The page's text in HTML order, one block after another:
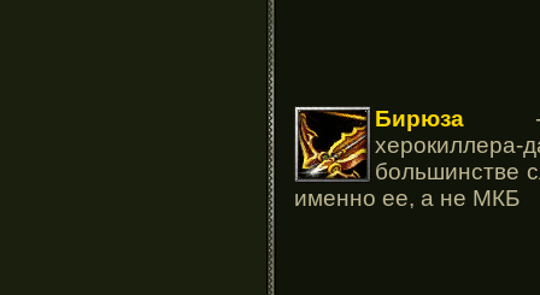
Бирюза -
херокиллера-
большинстве
именно ее, а не МКБ